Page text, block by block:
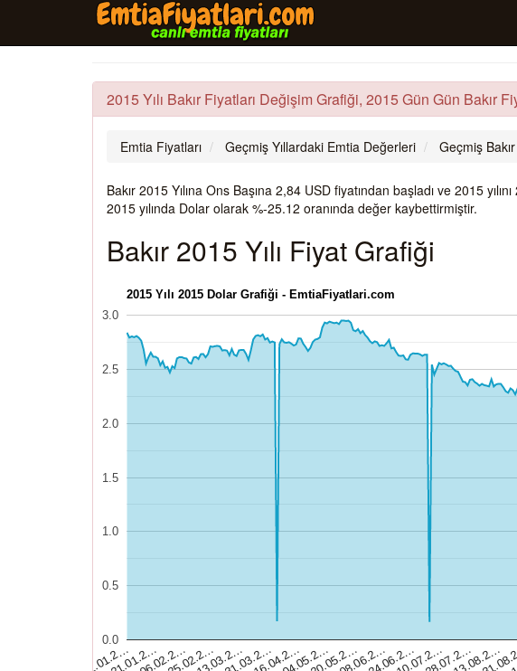
2015 Yılı Bakır Fiyatları Değişim Grafiği, 2015 Gün Gün Bakır
Emtia Fiyatları Geçmiş Yıllardaki Emtia Değerleri Geçmiş
Bakır 2015 Yılına Ons Başına 2,84 USD fiyatından başladı ve 2015
2015 yılında Dolar olarak %-25.12 oranında değer kaybettirmiştir.
Bakır 2015 Yılı Fiyat Grafiği
2015 Yılı 2015 Dolar Grafiği - EmtiaFiyatlari.com
02.01.2…
21.01.2…06.02.2…25.02.2…13.03.2…31.03.2…16.04.2…04.05.2…20.05.2…08.06.2…24.06.2…10.07.2…28.07.2…13.08.2…
0.0
0.5
1.0
1.5
2.0
2.5
3.0